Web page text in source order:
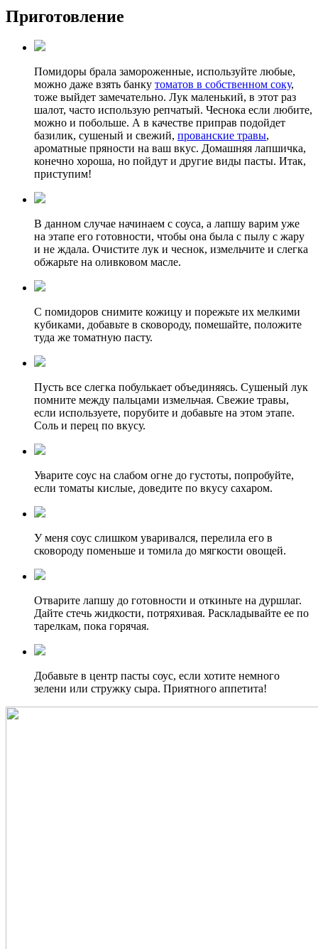
Приготовление
Помидоры брала замороженные, используйте любые,
можно даже взять банку томатов в собственном соку,
тоже выйдет замечательно. Лук маленький, в этот раз
шалот, часто использую репчатый. Чеснока если любите,
можно и побольше. А в качестве приправ подойдет
базилик, сушеный и свежий, прованские травы,
ароматные пряности на ваш вкус. Домашняя лапшичка,
конечно хороша, но пойдут и другие виды пасты. Итак,
приступим!
В данном случае начинаем с соуса, а лапшу варим уже
на этапе его готовности, чтобы она была с пылу с жару
и не ждала. Очистите лук и чеснок, измельчите и слегка
обжарьте на оливковом масле.
С помидоров снимите кожицу и порежьте их мелкими
кубиками, добавьте в сковороду, помешайте, положите
туда же томатную пасту.
Пусть все слегка побулькает объединяясь. Сушеный лук
помните между пальцами измельчая. Свежие травы,
если используете, порубите и добавьте на этом этапе.
Соль и перец по вкусу.
Уварите соус на слабом огне до густоты, попробуйте,
если томаты кислые, доведите по вкусу сахаром.
У меня соус слишком уваривался, перелила его в
сковороду поменьше и томила до мягкости овощей.
Отварите лапшу до готовности и откиньте на дуршлаг.
Дайте стечь жидкости, потряхивая. Раскладывайте ее по
тарелкам, пока горячая.
Добавьте в центр пасты соус, если хотите немного
зелени или стружку сыра. Приятного аппетита!